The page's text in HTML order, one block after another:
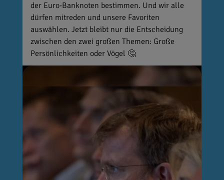
der Euro-Banknoten bestimmen. Und wir alle
dürfen mitreden und unsere Favoriten
auswählen. Jetzt bleibt nur die Entscheidung
zwischen den zwei großen Themen: Große
Persönlichkeiten oder Vögel 🤔